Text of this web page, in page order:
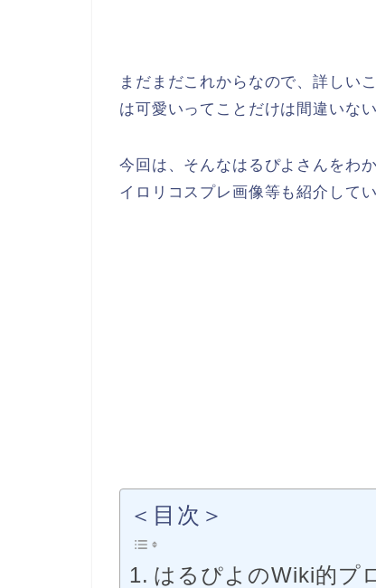
まだまだこれからなので、詳しい
は可愛いってことだけは間違いない
今回は、そんなはるぴよさんをわ
イロリコスプレ画像等も紹介して
＜目次＞
はるぴよのWiki的プ